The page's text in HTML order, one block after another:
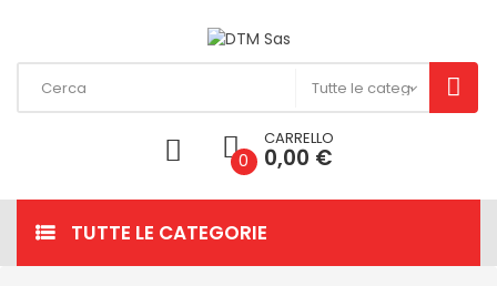
0
CARRELLO
0,00 €
TUTTE LE CATEGORIE